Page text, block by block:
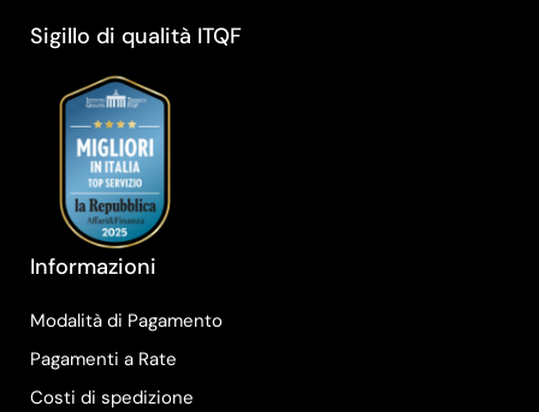
Sigillo di qualità ITQF
Informazioni
Modalità di Pagamento
Pagamenti a Rate
Costi di spedizione